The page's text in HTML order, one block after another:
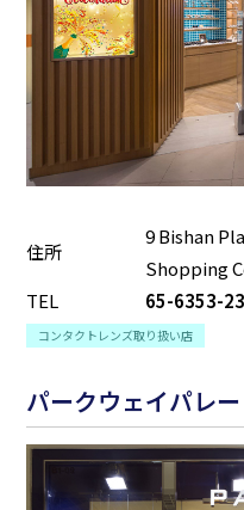
住所
9 Bishan
Shopping
TEL
65-6353-
コンタクトレンズ取り扱い店
パークウェイパレ